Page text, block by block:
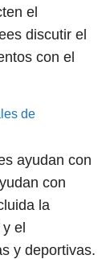
el
discutir el
con el
de
ayudan con
con
la
el
y deportivas.